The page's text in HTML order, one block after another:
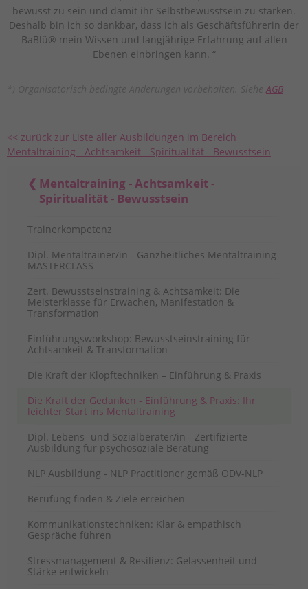
bewusst zu sein und damit ihr Selbstbewusstsein zu stärken.
Deshalb bin ich so dankbar, dass ich als Geschäftsführerin der
BaBlü® mein Wissen und langjährige Erfahrung auf allen
Ebenen einbringen kann. “
*) Organisatorisch bedingte Änderungen vorbehalten. SieheAGB
<< zurück zur Liste aller Ausbildungen im Bereich
Mentaltraining - Achtsamkeit - Spiritualität - Bewusstsein
Mentaltraining - Achtsamkeit -
Spiritualität - Bewusstsein
Trainerkompetenz
Dipl. Mentaltrainer/in - Ganzheitliches Mentaltraining
MASTERCLASS
Zert. Bewusstseinstraining & Achtsamkeit: Die
Meisterklasse für Erwachen, Manifestation &
Transformation
Einführungsworkshop: Bewusstseinstraining für
Achtsamkeit & Transformation
Die Kraft der Klopftechniken – Einführung & Praxis
Die Kraft der Gedanken - Einführung & Praxis: Ihr
leichter Start ins Mentaltraining
Dipl. Lebens- und Sozialberater/in - Zertifizierte
Ausbildung für psychosoziale Beratung
NLP Ausbildung - NLP Practitioner gemäß ÖDV-NLP
Berufung finden & Ziele erreichen
Kommunikationstechniken: Klar & empathisch
Gespräche führen
Stressmanagement & Resilienz: Gelassenheit und
Stärke entwickeln